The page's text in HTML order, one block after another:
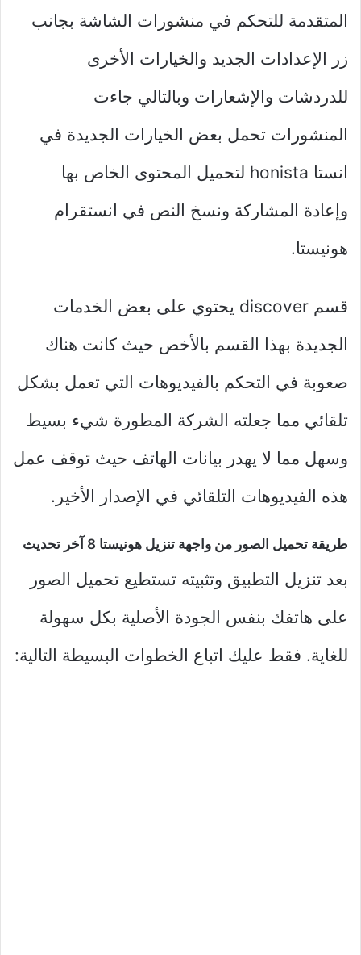
المتقدمة للتحكم في منشورات الشاشة بجانب
زر الإعدادات الجديد والخيارات الأخرى
للدردشات والإشعارات وبالتالي جاءت
المنشورات تحمل بعض الخيارات الجديدة في
انستا honista لتحميل المحتوى الخاص بها
وإعادة المشاركة ونسخ النص في انستقرام
هونيستا.
قسم discover يحتوي على بعض الخدمات
الجديدة بهذا القسم بالأخص حيث كانت هناك
صعوبة في التحكم بالفيديوهات التي تعمل بشكل
تلقائي مما جعلته الشركة المطورة شيء بسيط
وسهل مما لا يهدر بيانات الهاتف حيث توقف عمل
هذه الفيديوهات التلقائي في الإصدار الأخير.
طريقة تحميل الصور من واجهة تنزيل هونيستا 8 آخر تحديث
بعد تنزيل التطبيق وتثبيته تستطيع تحميل الصور
على هاتفك بنفس الجودة الأصلية بكل سهولة
للغاية. فقط عليك اتباع الخطوات البسيطة التالية: